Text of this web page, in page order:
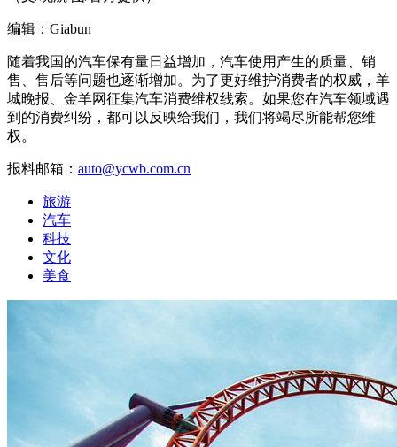
编辑：Giabun
随着我国的汽车保有量日益增加，汽车使用产生的质量、销
售、售后等问题也逐渐增加。为了更好维护消费者的权威，羊
城晚报、金羊网征集汽车消费维权线索。如果您在汽车领域遇
到的消费纠纷，都可以反映给我们，我们将竭尽所能帮您维
权。
报料邮箱： auto@ycwb.com.cn
旅游
汽车
科技
文化
美食